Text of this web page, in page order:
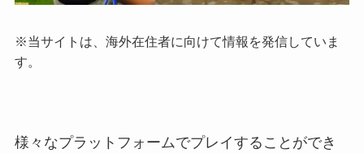
※当サイトは、海外在住者に向けて情報を発信していま
す。
様々なプラットフォームでプレイすることができ